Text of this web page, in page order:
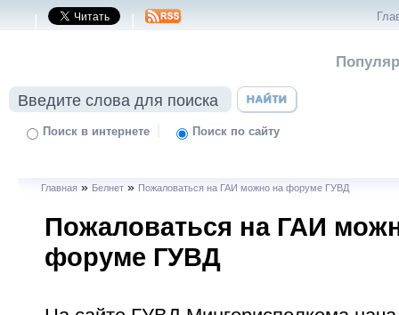
| |
Поиск в интернете | Поиск по сайту
Главная » Белнет » Пожаловаться на ГАИ можно на форуме ГУВД
Пожаловаться на ГАИ
форуме ГУВД